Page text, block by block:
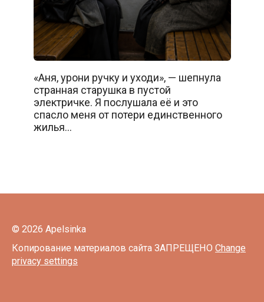
«Аня, урони ручку и уходи», — шепнула
странная старушка в пустой
электричке. Я послушала её и это
спасло меня от потери единственного
жилья…
© 2026 Apelsinka
Копирование материалов сайта ЗАПРЕЩЕНО Change
privacy settings